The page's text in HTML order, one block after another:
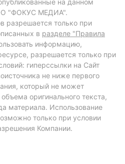
"ФОКУС МЕДИА".
разрешается только при
в разделе "Правила
информацию,
разрешается только при
гиперссылки на Сайт
не ниже первого
который не может
оригинального текста,
материала. Использование
только при условии
Компании.